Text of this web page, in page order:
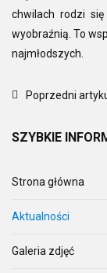
chwilach rodzi
wyobraźnią. To
najmłodszych.
Poprzedni
SZYBKIE
Strona główna
Aktualności
Galeria zdjęć